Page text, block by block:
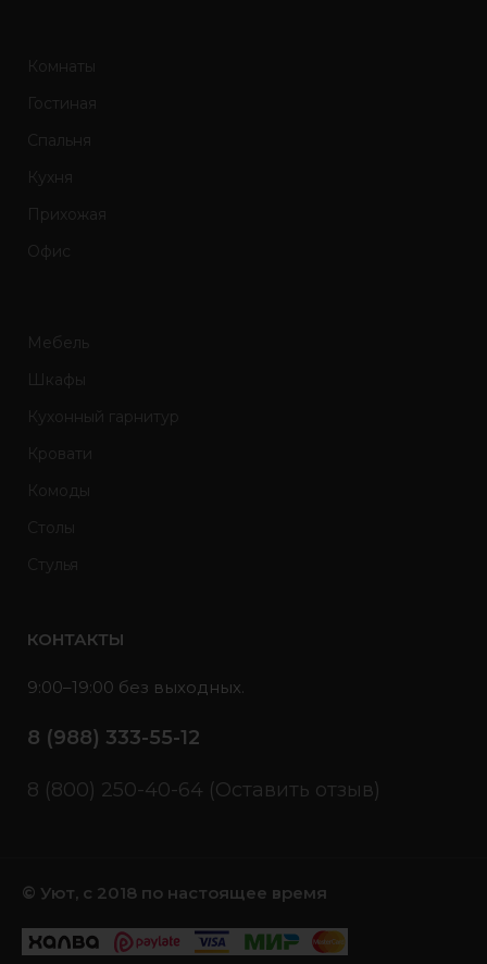
Комнаты
Гостиная
Спальня
Кухня
Прихожая
Офис
Мебель
Шкафы
Кухонный гарнитур
Кровати
Комоды
Столы
Стулья
КОНТАКТЫ
9:00–19:00 без выходных.
8 (988) 333-55-12
8 (800) 250-40-64 (Оставить отзыв)
© Уют, с 2018 по настоящее время